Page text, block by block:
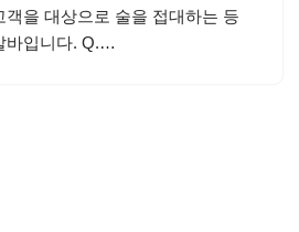
을 대상으로 술을 접대하는 등
바입니다. Q.…